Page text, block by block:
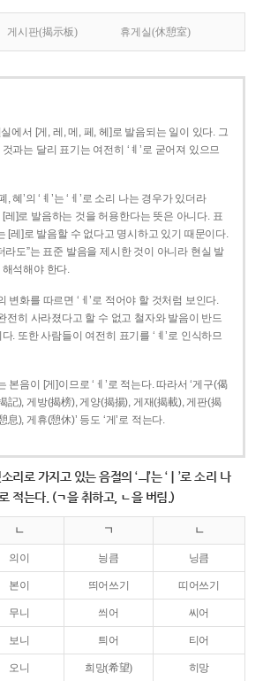
게시판(揭示板) 휴게실(休憩室)
실에서 [게, 레, 메, 페, 헤]로 발음되는 일이 있다. 그
과는 달리 표기는 여전히 ‘ㅖ’로 굳어져 있으므
, 혜’의 ‘ㅖ’는 ‘ㅔ’로 소리 나는 경우가 있더라
[레]로 발음하는 것을 허용한다는 뜻은 아니다. 표
[레]로 발음할 수 없다고 명시하고 있기 때문이다.
라도”는 표준 발음을 제시한 것이 아니라 현실 발
석해야 한다.
변화를 따르면 ‘ㅔ’로 적어야 할 것처럼 보인다.
전히 사라졌다고 할 수 없고 철자와 발음이 반드
. 또한 사람들이 여전히 표기를 ‘ㅖ’로 인식하므
본음이 [게]이므로 ‘ㅔ’로 적는다. 따라서 ‘게구(偈
記), 게방(揭榜), 게양(揭揚), 게재(揭載), 게판(揭
), 게휴(憩休)’ 등도 ‘게’로 적는다.
리로 가지고 있는 음절의 ‘ㅢ’는 ‘ㅣ’로 소리 나
적는다. (ㄱ을 취하고, ㄴ을 버림.)
ㄴ ㄱ ㄴ
의이 닁큼 닝큼
본이 띄어쓰기 띠어쓰기
무니 씌어 씨어
보니 틔어 티어
오니 희망(希望) 히망